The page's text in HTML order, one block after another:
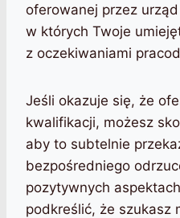
oferowanej przez
w których Twoje
z oczekiwaniami
Jeśli okazuje się, że
kwalifikacji, możesz
aby to subtelnie
bezpośredniego
pozytywnych
podkreślić, że szukasz